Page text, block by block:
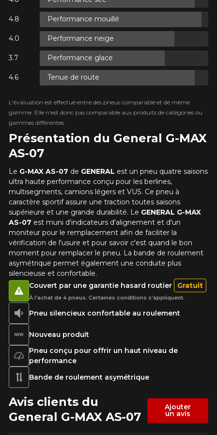
Présentation du General G-MAX
AS-07
Le G-MAX AS-07 de GENERAL est un pneu quatre saisons
ultra haute performance conçu pour les berlines,
multisegments, camions légers et VUS. Ce pneu à
caractère sportif assure une traction toutes saisons
supérieure et une grande durabilité. Le GENERAL G-MAX
AS-07 est muni d'indicateurs d'alignement et d'un
moniteur pour le remplacement afin de faciliter la
vérification de l'usure et pour savoir c'est quand le bon
moment pour remplacer le pneu. La bande de roulement
asymétrique permet également une conduite plus
silencieuse et confortable.
Performance mouillé
Performance neige
Performance glace
Tenue de route
L'évaluation est effectué entre des pneus comparable et de même
gamme. Elle n'est donc pas comparable aux produits de catégories ou
gammes différentes.
Pneu silencieux confortable au roulement
Nouveau produit
Pneu conçu pour offrir un haut niveau de
performance
Bande de roulement asymétrique
Couvert par une garantie hasard routier Gratuit
À l'achat de 4 pneus. Certaines conditions s'appliquent.
Avis clients du
General G-MAX AS-07
Ajouter
un avis